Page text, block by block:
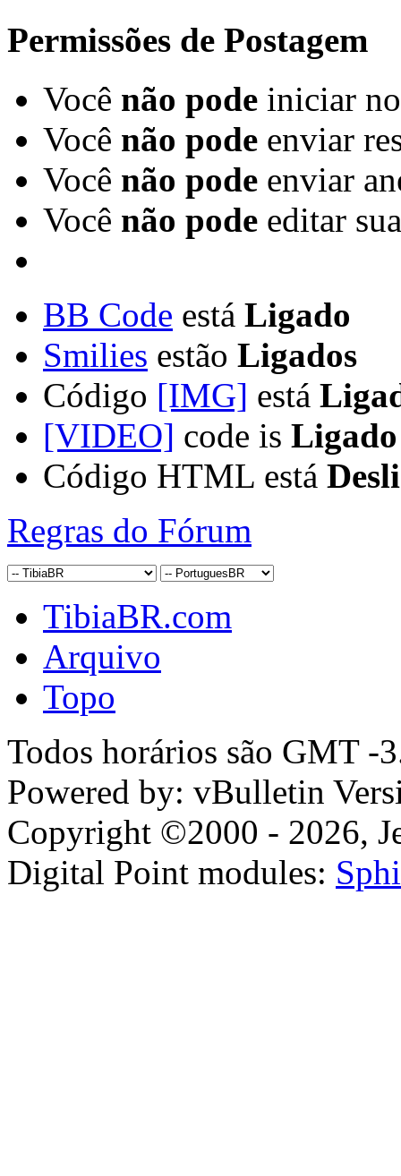
Permissões de Postagem
Você não pode iniciar
Você não pode enviar
Você não pode enviar
Você não pode editar
BB Code está Ligado
Smilies estão Ligados
Código [IMG] está
[VIDEO] code is Ligado
Código HTML está
Regras do Fórum
TibiaBR.com
Arquivo
Topo
Todos horários são GMT -
Powered by: vBulletin
Copyright ©2000 - 2026,
Digital Point modules: